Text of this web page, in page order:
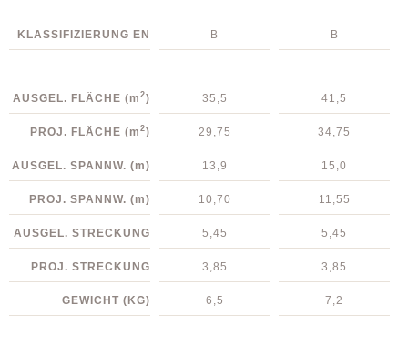
KLASSIFIZIERUNG EN B B
AUSGEL. FLÄCHE (m 2) 35,5 41,5
PROJ. FLÄCHE (m 2) 29,75 34,75
AUSGEL. SPANNW. (m) 13,9 15,0
PROJ. SPANNW. (m) 10,70 11,55
AUSGEL. STRECKUNG 5,45 5,45
PROJ. STRECKUNG 3,85 3,85
GEWICHT (KG) 6,5 7,2